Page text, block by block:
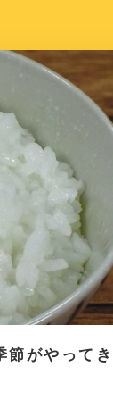
節がやってき